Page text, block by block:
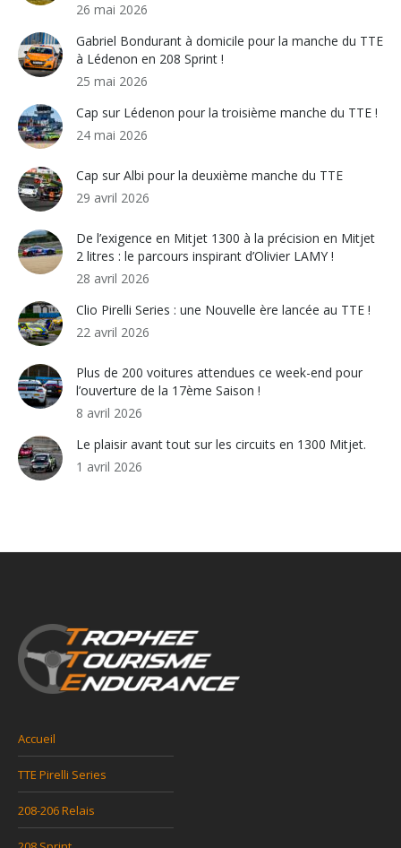
26 mai 2026
Gabriel Bondurant à domicile pour la manche du TTE
à Lédenon en 208 Sprint !
25 mai 2026
Cap sur Lédenon pour la troisième manche du TTE !
24 mai 2026
Cap sur Albi pour la deuxième manche du TTE
29 avril 2026
De l’exigence en Mitjet 1300 à la précision en Mitjet
2 litres : le parcours inspirant d’Olivier LAMY !
28 avril 2026
Clio Pirelli Series : une Nouvelle ère lancée au TTE !
22 avril 2026
Plus de 200 voitures attendues ce week-end pour
l’ouverture de la 17ème Saison !
8 avril 2026
Le plaisir avant tout sur les circuits en 1300 Mitjet.
1 avril 2026
Accueil
TTE Pirelli Series
208-206 Relais